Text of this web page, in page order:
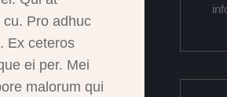
Pro adhuc
Ex ceteros
ei per. Mei
malorum qui